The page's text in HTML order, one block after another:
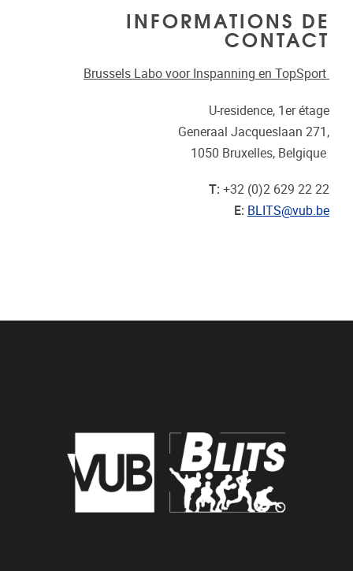
INFORMATIONS DE
CONTACT
Brussels Labo voor Inspanning en TopSport
U-residence, 1er étage
Generaal Jacqueslaan 271,
1050 Bruxelles, Belgique
T: +32 (0)2 629 22 22
E: BLITS@vub.be